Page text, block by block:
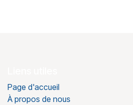
Page d'accueil
À propos de nous